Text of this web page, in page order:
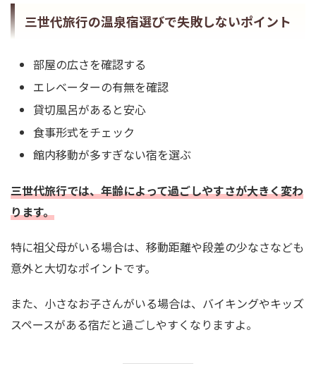
三世代旅行の温泉宿選びで失敗しないポイント
部屋の広さを確認する
エレベーターの有無を確認
貸切風呂があると安心
食事形式をチェック
館内移動が多すぎない宿を選ぶ
三世代旅行では、年齢によって過ごしやすさが大きく変わ
ります。
特に祖父母がいる場合は、移動距離や段差の少なさなども
意外と大切なポイントです。
また、小さなお子さんがいる場合は、バイキングやキッズ
スペースがある宿だと過ごしやすくなりますよ。